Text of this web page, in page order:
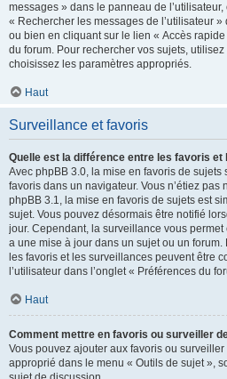
messages » dans le panneau de
« Rechercher les messages de l’utilisateur
ou bien en cliquant sur le lien « Accès
du forum. Pour rechercher vos sujets,
choisissez les paramètres appropriés.
Haut
Surveillance et favoris
Quelle est la différence entre les favoris et
Avec phpBB 3.0, la mise en favoris de sujets
favoris dans un navigateur. Vous n’étiez pas
phpBB 3.1, la mise en favoris de sujets est
sujet. Vous pouvez désormais être notifié
jour. Cependant, la surveillance vous permet
a une mise à jour dans un sujet ou un
les favoris et les surveillances peuvent être
l’utilisateur dans l’onglet « Préférences du
Haut
Comment mettre en favoris ou surveiller
Vous pouvez ajouter aux favoris ou
approprié dans le menu « Outils de sujet »,